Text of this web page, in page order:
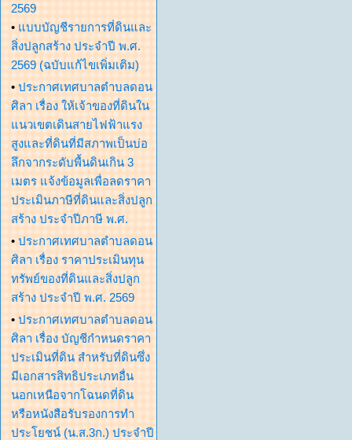
2569
• แบบบัญชีรายการที่ดินและ
สิ่งปลูกสร้าง ประจำปี พ.ศ.
2569 (ฉบับแก้ไขเพิ่มเติม)
• ประกาศเทศบาลตำบลดอน
ศิลา เรื่อง ให้เจ้าของที่ดินใน
แนวเขตเดินสายไฟฟ้าแรง
สูงและที่ดินที่มีสภาพเป็นบ่อ
ลึกจากระดับพื้นดินเกิน 3
เมตร แจ้งข้อมูลเพื่อลดราคา
ประเมินภาษีที่ดินและสิ่งปลูก
สร้าง ประจำปีภาษี พ.ศ.
• ประกาศเทศบาลตำบลดอน
ศิลา เรื่อง ราคาประเมินทุน
ทรัพย์ของที่ดินและสิ่งปลูก
สร้าง ประจำปี พ.ศ. 2569
• ประกาศเทศบาลตำบลดอน
ศิลา เรื่อง บัญชีกำหนดราคา
ประเมินที่ดิน สำหรับที่ดินซึ่ง
มีเอกสารสิทธิประเภทอื่น
นอกเหนือจากโฉนดที่ดิน
หรือหนังสือรับรองการทำ
ประโยชน์ (น.ส.3ก.) ประจำปี